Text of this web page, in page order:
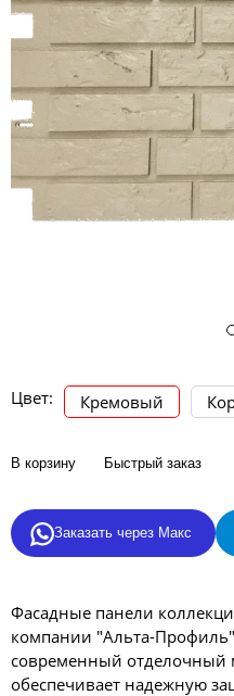
Цвет: Кремовый
В корзину Быстрый заказ
Заказать через Макс
Фасадные панели
компании "Альта-
современный отделочный
обеспечивает надежную